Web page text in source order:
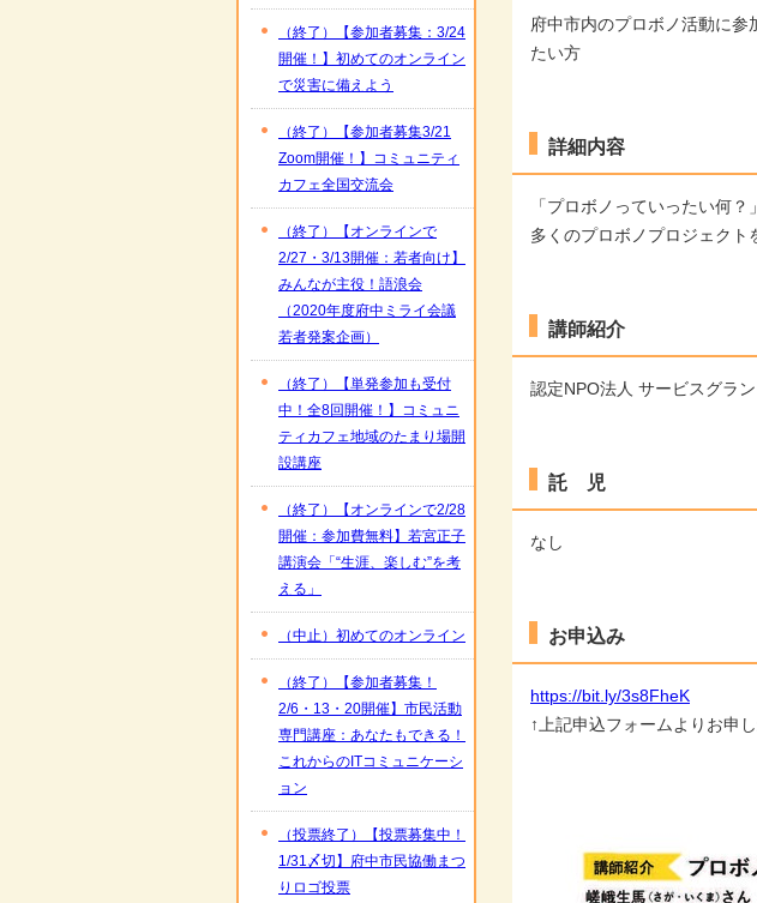
府中市内のプロボノ活動に参
たい方
詳細内容
「プロボノっていったい何？」
多くのプロボノプロジェクト
講師紹介
認定NPO法人 サービスグラ
託 児
なし
お申込み
https://bit.ly/3s8FheK
↑上記申込フォームよりお申
（終了）【参加者募集：3/24
開催！】初めてのオンライン
で災害に備えよう
（終了）【参加者募集3/21
Zoom開催！】コミュニティ
カフェ全国交流会
（終了）【オンラインで
2/27・3/13開催：若者向け】
みんなが主役！語浪会
（2020年度府中ミライ会議
若者発案企画）
（終了）【単発参加も受付
中！全8回開催！】コミュニ
ティカフェ地域のたまり場開
設講座
（終了）【オンラインで2/28
開催：参加費無料】若宮正子
講演会「“生涯、楽しむ”を考
える」
（中止）初めてのオンライン
（終了）【参加者募集！
2/6・13・20開催】市民活動
専門講座：あなたもできる！
これからのITコミュニケーシ
ョン
（投票終了）【投票募集中！
1/31〆切】府中市民協働まつ
りロゴ投票